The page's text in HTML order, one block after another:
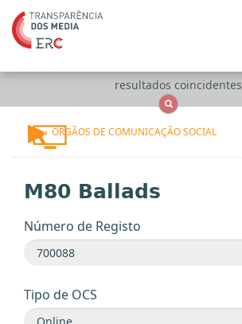
resultados coincidentes
ÓRGÃOS DE COMUNICAÇÃO SOCIAL
M80 Ballads
Número de Registo
Tipo de OCS